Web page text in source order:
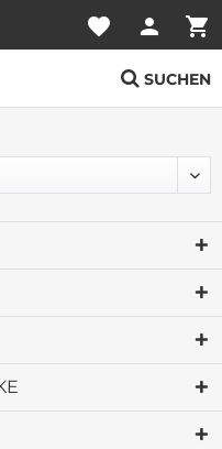
favorite person shopping_cart
SUCHEN